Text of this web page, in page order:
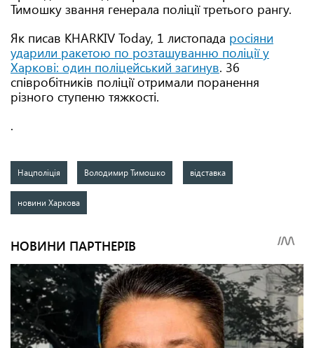
Тимошку звання генерала поліції третього рангу.
Як писав KHARKIV Today, 1 листопада росіяни
ударили ракетою по розташуванню поліції у
Харкові: один поліцейський загинув. 36
співробітників поліції отримали поранення
різного ступеню тяжкості.
.
Нацполіція Володимир Тимошко відставка
новини Харкова